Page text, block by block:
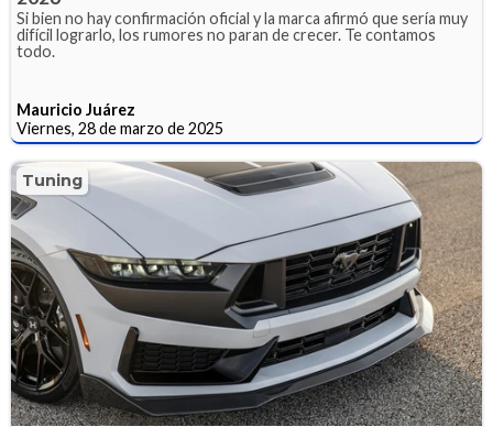
Si bien no hay confirmación oficial y la marca afirmó que sería muy
difícil lograrlo, los rumores no paran de crecer. Te contamos
todo.
Mauricio Juárez
Viernes, 28 de marzo de 2025
Tuning